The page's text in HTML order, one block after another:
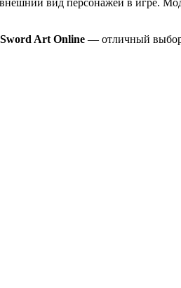
вид персонажей в игре.
Sword Art Online — отличный выбор